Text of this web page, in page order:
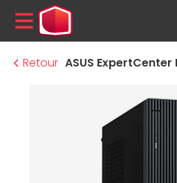
MENU
Retour